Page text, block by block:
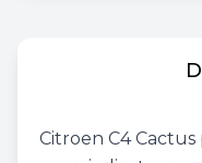
Citroen C4